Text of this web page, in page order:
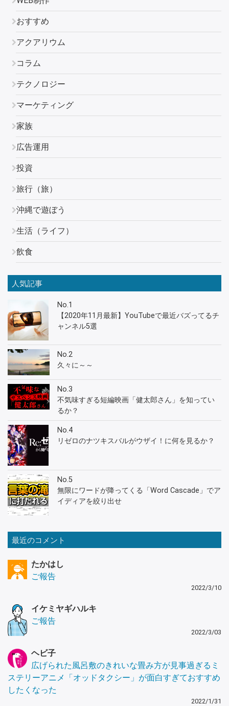
おすすめ
アクアリウム
コラム
テクノロジー
マーケティング
家族
広告運用
投資
旅行（旅）
沖縄で遊ぼう
生活（ライフ）
飲食
人気記事
No.1
【2020年11月最新】YouTubeで最近バズってるチ
ャンネル5選
No.2
久々に～～
No.3
不気味すぎる短編映画「健太郎さん」を知ってい
るか？
No.4
リゼロのナツキスバルがウザイ！に何を見るか？
No.5
無限にワードが降ってくる「Word Cascade」でア
イディアを絞り出せ
最近のコメント
たかはし
ご報告
2022/3/10
イケミヤギハルキ
ご報告
2022/3/03
ヘビ子
広げられた風呂敷のきれいな畳み方が見事過ぎるミ
ステリーアニメ「オッドタクシー」が面白すぎておすすめ
したくなった
2022/1/31